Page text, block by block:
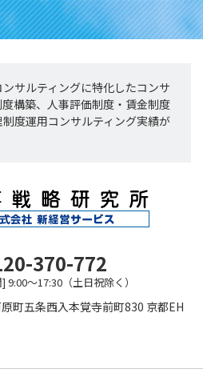
サルティングに特化したコンサ
構築、人事評価制度・賃金制度
度運用コンサルティング実績が
370-772
9:00～17:30（土日祝除く）
町五条西入本覚寺前町830 京都EH